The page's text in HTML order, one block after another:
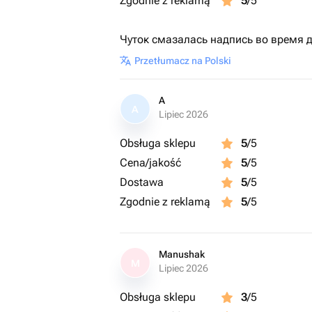
Чуток смазалась надпись во время
Przetłumacz na Polski
A
A
Lipiec 2026
Obsługa sklepu 5/5
Cena/jakość
5/5
Dostawa
5/5
Zgodnie z reklamą
5/5
Manushak
Lipiec 2026
Obsługa sklepu 3/5